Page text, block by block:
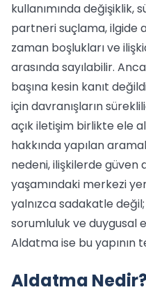
kullanımında değişiklik,
partneri suçlama, ilgide
zaman boşlukları ve
arasında sayılabilir.
başına kesin kanıt
için davranışların
açık iletişim birlikte ele
hakkında yapılan
nedeni, ilişkilerde güven
yaşamındaki merkezi
yalnızca sadakatle değil;
sorumluluk ve duygusal
Aldatma ise bu yapının
Aldatma